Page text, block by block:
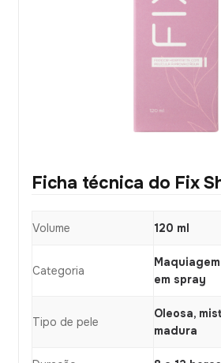
Ficha técnica do Fix
Volume 120 ml
Categoria
Maquiagem
em spray
Tipo de pele
Oleosa,
madura